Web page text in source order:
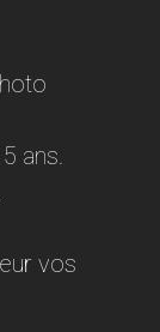
ans.
vos